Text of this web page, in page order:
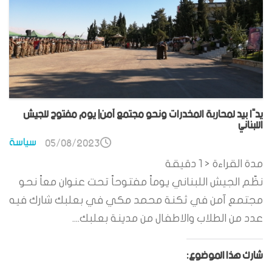
يدًا بيد لمحاربة المخدرات ونحو مجتمع آمن| يوم مفتوح للجيش
اللبناني
سياسة 05/08/2023
مدة القراءة < 1
دقيقة
نظّم الجيش اللبناني يوماً مفتوحاً تحت عنوان معاً نحو
مجتمع آمن في ثكنة محمد مكي في بعلبك شارك فيه
عدد من الطلاب والاطفال من مدينة بعلبك....
شارك هذا الموضوع: